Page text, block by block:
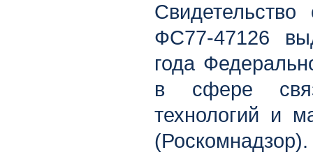
ФС77-47126
года
в сфере
технологий и
(Роскомнадзор).